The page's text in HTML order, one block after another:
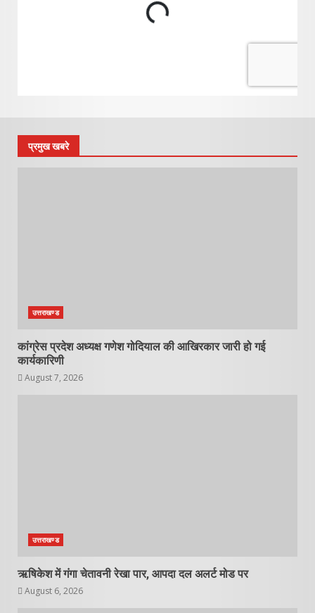
प्रमुख खबरे
उत्तराखण्ड
कांग्रेस प्रदेश अध्यक्ष गणेश गोदियाल की आखिरकार जारी हो गई
कार्यकारिणी
August 7, 2026
उत्तराखण्ड
ऋषिकेश में गंगा चेतावनी रेखा पार, आपदा दल अलर्ट मोड पर
August 6, 2026